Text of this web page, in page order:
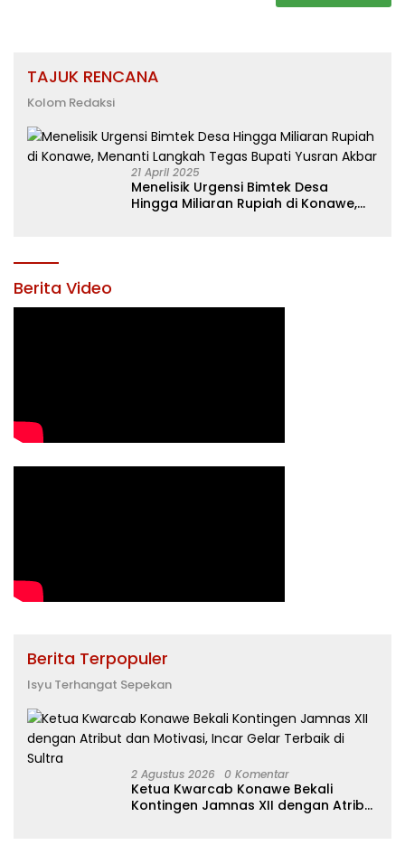
TAJUK RENCANA
Kolom Redaksi
21 April 2025
Menelisik Urgensi Bimtek Desa
Hingga Miliaran Rupiah di Konawe,
Berita Video
Berita Terpopuler
Isyu Terhangat Sepekan
2 Agustus 2026 0 Komentar
Ketua Kwarcab Konawe Bekali
Kontingen Jamnas XII dengan Atribut